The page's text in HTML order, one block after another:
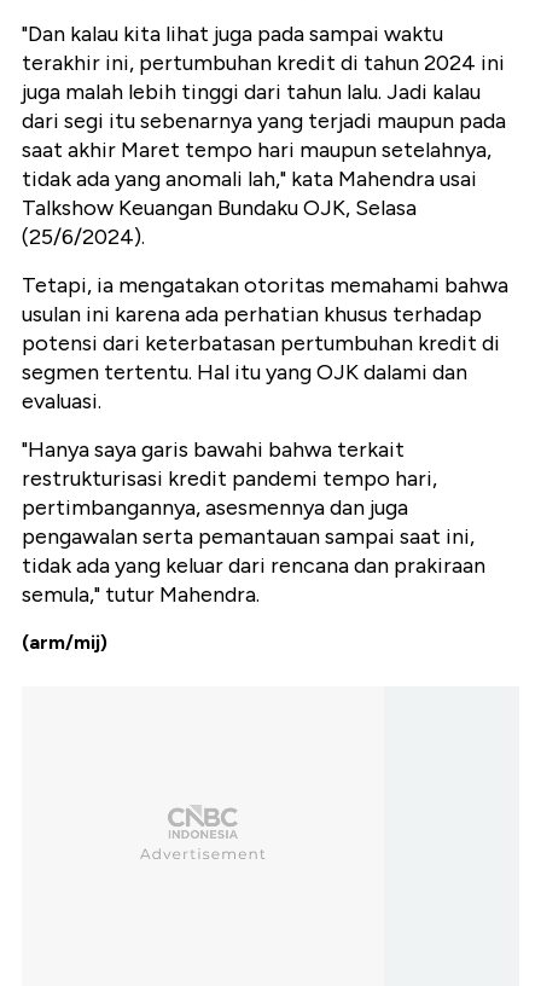
"Dan kalau kita lihat juga pada sampai waktu
terakhir ini, pertumbuhan kredit di tahun 2024 ini
juga malah lebih tinggi dari tahun lalu. Jadi kalau
dari segi itu sebenarnya yang terjadi maupun pada
saat akhir Maret tempo hari maupun setelahnya,
tidak ada yang anomali lah," kata Mahendra usai
Talkshow Keuangan Bundaku OJK, Selasa
(25/6/2024).
Tetapi, ia mengatakan otoritas memahami bahwa
usulan ini karena ada perhatian khusus terhadap
potensi dari keterbatasan pertumbuhan kredit di
segmen tertentu. Hal itu yang OJK dalami dan
evaluasi.
"Hanya saya garis bawahi bahwa terkait
restrukturisasi kredit pandemi tempo hari,
pertimbangannya, asesmennya dan juga
pengawalan serta pemantauan sampai saat ini,
tidak ada yang keluar dari rencana dan prakiraan
semula," tutur Mahendra.
(arm/mij)